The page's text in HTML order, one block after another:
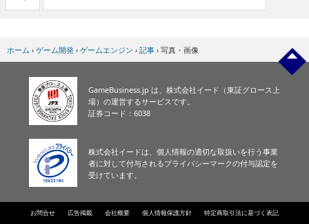
ホーム › ゲーム開発 › ゲームエンジン › 記事 › 写真・画像
GameBusiness.jp は、株式会社イード（東証グロース上
場）の運営するサービスです。
証券コード：6038
株式会社イードは、個人情報の適切な取扱いを行う事業
者に対して付与されるプライバシーマークの付与認定を
受けています。
お問合せ 広告掲載 会社概要 個人情報保護方針 特定商取引法に基づく表記